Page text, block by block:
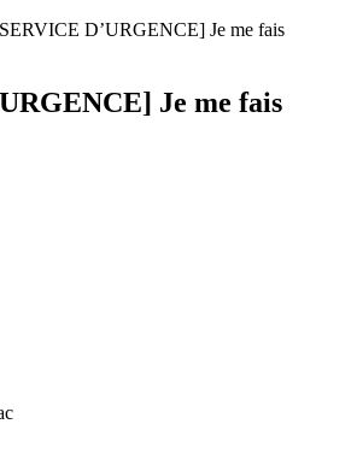
D’URGENCE] Je me fais
Je me fais